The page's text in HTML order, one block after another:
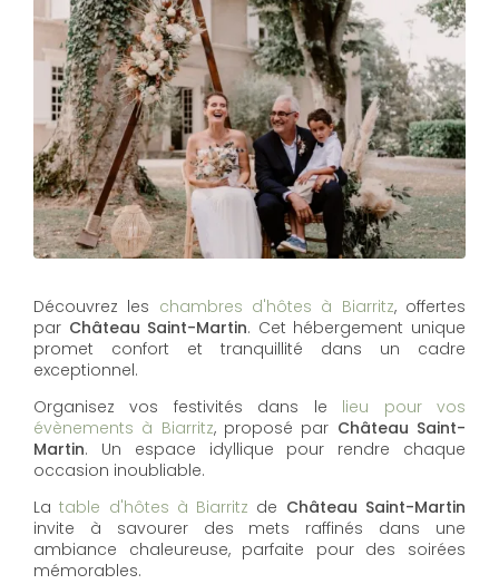
Découvrez les chambres d'hôtes à Biarritz, offertes
par Château Saint-Martin. Cet hébergement unique
promet confort et tranquillité dans un cadre
exceptionnel.
Organisez vos festivités dans le lieu pour vos
évènements à Biarritz, proposé par Château Saint-
Martin. Un espace idyllique pour rendre chaque
occasion inoubliable.
Latable d'hôtes à Biarritz de Château Saint-Martin
invite à savourer des mets raffinés dans une
ambiance chaleureuse, parfaite pour des soirées
mémorables.